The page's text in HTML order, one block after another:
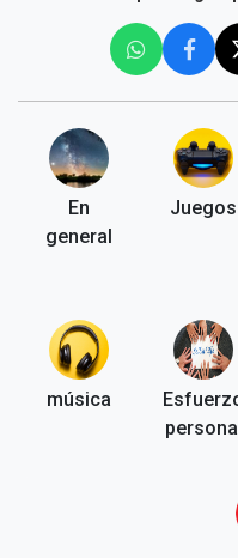
En
general
Juegos
música
personal